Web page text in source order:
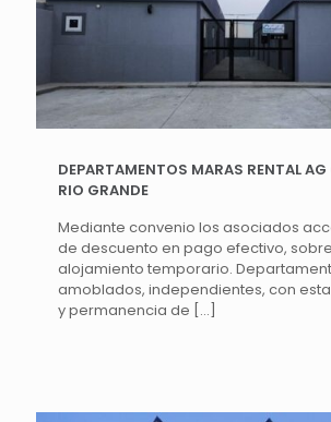
DEPARTAMENTOS MARAS RENTAL
RIO GRANDE
Mediante convenio los asociados
de descuento en pago efectivo,
alojamiento temporario.
amoblados, independientes, con
y permanencia de […]